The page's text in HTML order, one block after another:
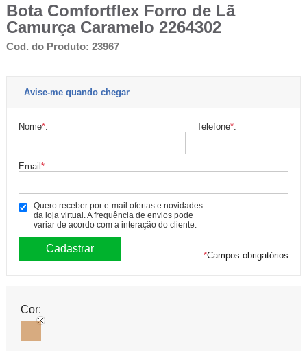
Bota Comfortflex Forro de Lã
Camurça Caramelo 2264302
Cod. do Produto: 23967
Avise-me quando chegar
Nome*: Telefone*:
Email*:
Quero receber por e-mail ofertas e novidades
da loja virtual. A frequência de envios pode
variar de acordo com a interação do cliente.
*Campos obrigatórios
Cor: